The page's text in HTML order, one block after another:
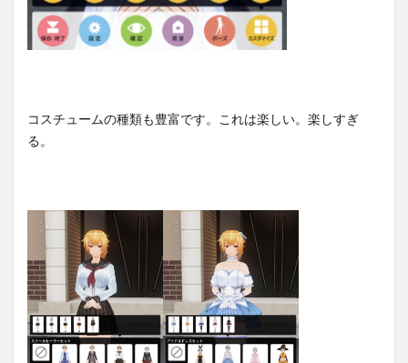
コスチュームの種類も豊富です。これは楽しい。楽しすぎ
る。